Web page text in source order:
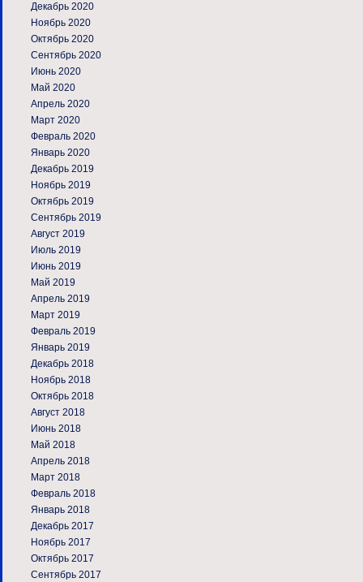
Декабрь 2020
Ноябрь 2020
Октябрь 2020
Сентябрь 2020
Июнь 2020
Май 2020
Апрель 2020
Март 2020
Февраль 2020
Январь 2020
Декабрь 2019
Ноябрь 2019
Октябрь 2019
Сентябрь 2019
Август 2019
Июль 2019
Июнь 2019
Май 2019
Апрель 2019
Март 2019
Февраль 2019
Январь 2019
Декабрь 2018
Ноябрь 2018
Октябрь 2018
Август 2018
Июнь 2018
Май 2018
Апрель 2018
Март 2018
Февраль 2018
Январь 2018
Декабрь 2017
Ноябрь 2017
Октябрь 2017
Сентябрь 2017